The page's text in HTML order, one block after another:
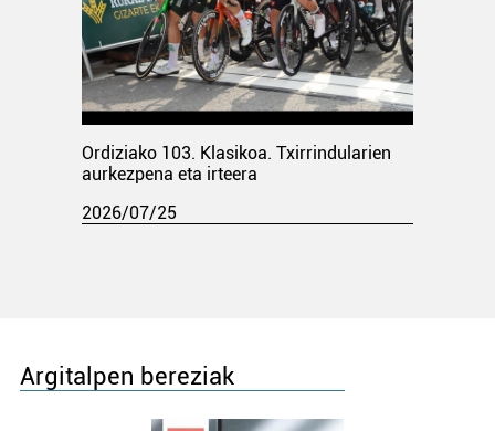
Ordiziako 103. Klasikoa. Txirrindularien
aurkezpena eta irteera
2026/07/25
Argitalpen bereziak